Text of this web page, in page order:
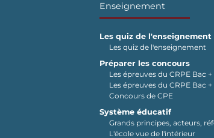
Enseignement
Les quiz de l'enseignement
Les quiz de l'enseignement
Préparer les concours
Les épreuves du CRPE Bac +
Les épreuves du CRPE Bac +
Concours de CPE
Système éducatif
Grands principes, acteurs,
L'école vue de l'intérieur